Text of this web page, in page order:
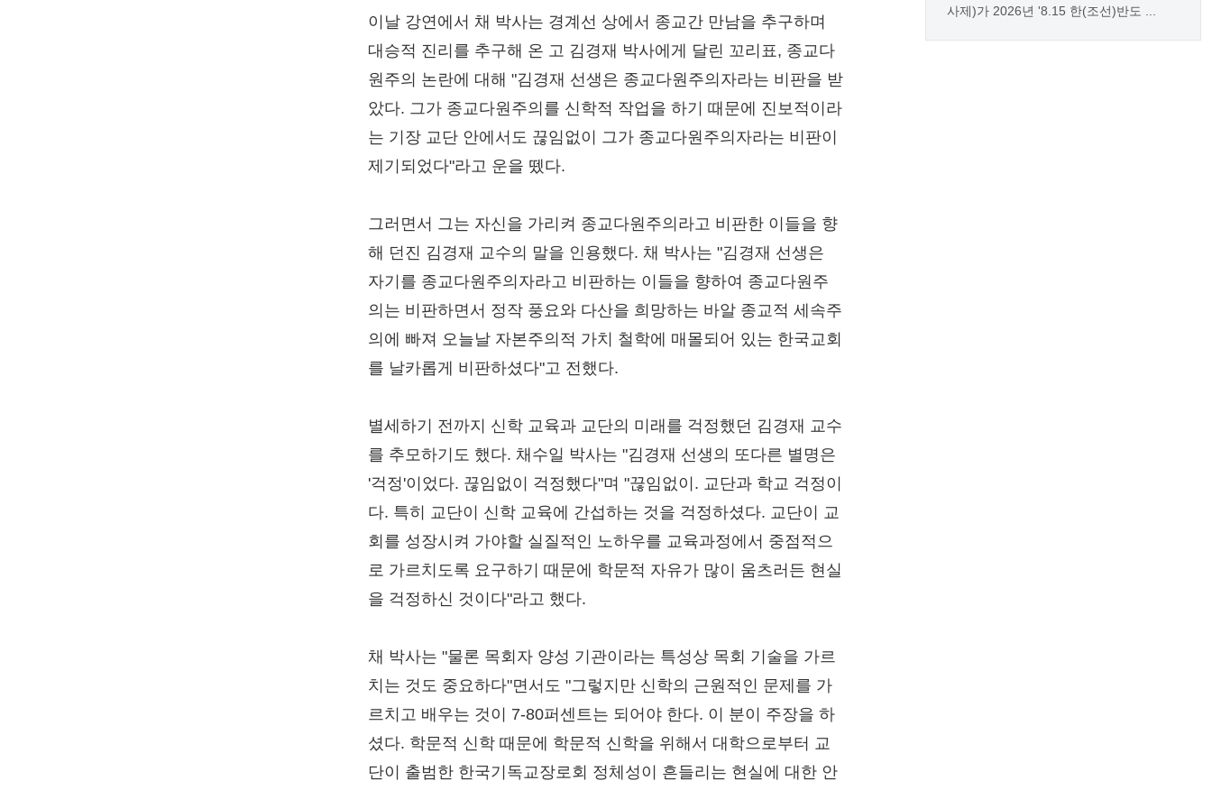
이날 강연에서 채 박사는 경계선 상에서 종교간 만남을 추구하며
대승적 진리를 추구해 온 고 김경재 박사에게 달린 꼬리표, 종교다
원주의 논란에 대해 "김경재 선생은 종교다원주의자라는 비판을 받
았다. 그가 종교다원주의를 신학적 작업을 하기 때문에 진보적이라
는 기장 교단 안에서도 끊임없이 그가 종교다원주의자라는 비판이
제기되었다"라고 운을 뗐다.
그러면서 그는 자신을 가리켜 종교다원주의라고 비판한 이들을 향
해 던진 김경재 교수의 말을 인용했다. 채 박사는 "김경재 선생은
자기를 종교다원주의자라고 비판하는 이들을 향하여 종교다원주
의는 비판하면서 정작 풍요와 다산을 희망하는 바알 종교적 세속주
의에 빠져 오늘날 자본주의적 가치 철학에 매몰되어 있는 한국교회
를 날카롭게 비판하셨다"고 전했다.
별세하기 전까지 신학 교육과 교단의 미래를 걱정했던 김경재 교수
를 추모하기도 했다. 채수일 박사는 "김경재 선생의 또다른 별명은
'걱정'이었다. 끊임없이 걱정했다"며 "끊임없이. 교단과 학교 걱정이
다. 특히 교단이 신학 교육에 간섭하는 것을 걱정하셨다. 교단이 교
회를 성장시켜 가야할 실질적인 노하우를 교육과정에서 중점적으
로 가르치도록 요구하기 때문에 학문적 자유가 많이 움츠러든 현실
을 걱정하신 것이다"라고 했다.
채 박사는 "물론 목회자 양성 기관이라는 특성상 목회 기술을 가르
치는 것도 중요하다"면서도 "그렇지만 신학의 근원적인 문제를 가
르치고 배우는 것이 7-80퍼센트는 되어야 한다. 이 분이 주장을 하
셨다. 학문적 신학 때문에 학문적 신학을 위해서 대학으로부터 교
단이 출범한 한국기독교장로회 정체성이 흔들리는 현실에 대한 안
사제)가 2026년 '8.15 한(조선)반도 ...